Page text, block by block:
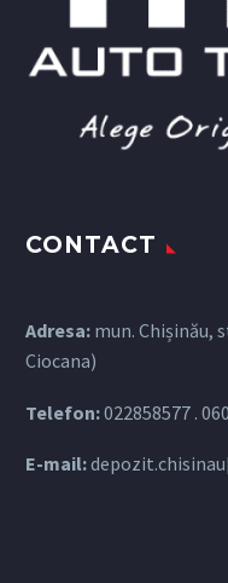
CONTACT
Adresa: mun. Chișinău,
Ciocana)
Telefon:022858577 .
E-mail: